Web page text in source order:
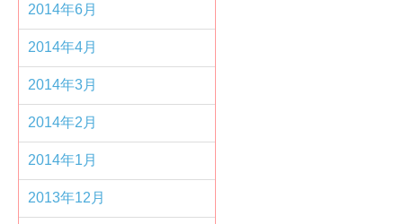
2014年6月
2014年4月
2014年3月
2014年2月
2014年1月
2013年12月